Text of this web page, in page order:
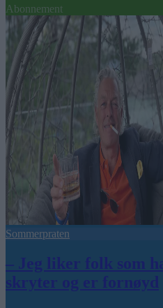
Abonnement
Sommerpraten
– Jeg liker folk som
skryter og er fornøyd